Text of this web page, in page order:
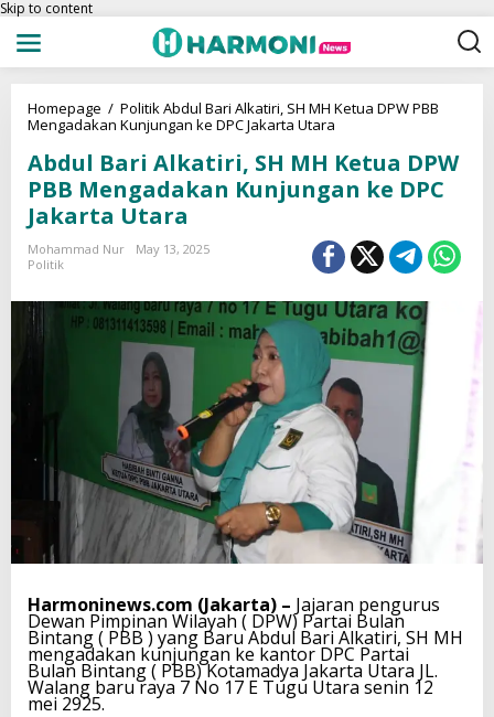
Skip to content
Homepage / PolitikAbdul Bari Alkatiri, SH MH Ketua DPW PBB
Mengadakan Kunjungan ke DPC Jakarta Utara
Abdul Bari Alkatiri, SH MH Ketua DPW
PBB Mengadakan Kunjungan ke DPC
Jakarta Utara
Mohammad Nur
May 13, 2025
Politik
Harmoninews.com (Jakarta) – Jajaran pengurus
Dewan Pimpinan Wilayah ( DPW) Partai Bulan
Bintang ( PBB ) yang Baru Abdul Bari Alkatiri, SH MH
mengadakan kunjungan ke kantor DPC Partai
Bulan Bintang ( PBB) Kotamadya Jakarta Utara JL.
Walang baru raya 7 No 17 E Tugu Utara senin 12
mei 2925.